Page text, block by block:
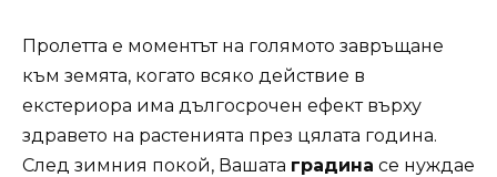
Пролетта е моментът на голямото завръщане
към земята, когато всяко действие в
екстериора има дългосрочен ефект върху
здравето на растенията през цялата година.
След зимния покой, Вашата градина се нуждае